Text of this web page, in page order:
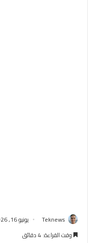
Teknews يونيو 16, 2026
وقت القراءة: 4 دقائق